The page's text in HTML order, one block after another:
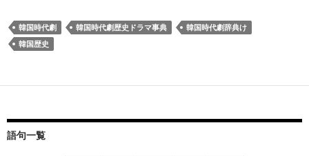
韓国時代劇 韓国時代劇歴史ドラマ事典
韓国時代劇辞典け
韓国歴史
語句一覧